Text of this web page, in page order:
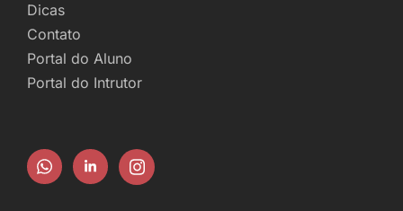
Dicas
Contato
Portal do Aluno
Portal do Intrutor